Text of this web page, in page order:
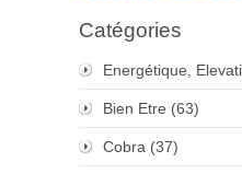
Catégories
Energétique,
Bien Etre (63)
Cobra (37)